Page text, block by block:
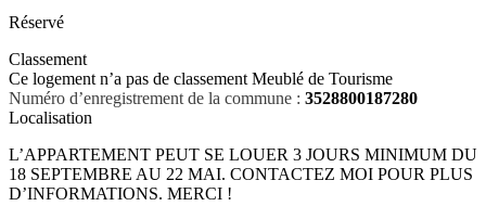
Réservé
Classement
Ce logement n’a pas de classement Meublé de Tourisme
Numéro d’enregistrement de la commune : 3528800187280
Localisation
L’APPARTEMENT PEUT SE LOUER 3 JOURS MINIMUM DU
18 SEPTEMBRE AU 22 MAI. CONTACTEZ MOI POUR PLUS
D’INFORMATIONS. MERCI !